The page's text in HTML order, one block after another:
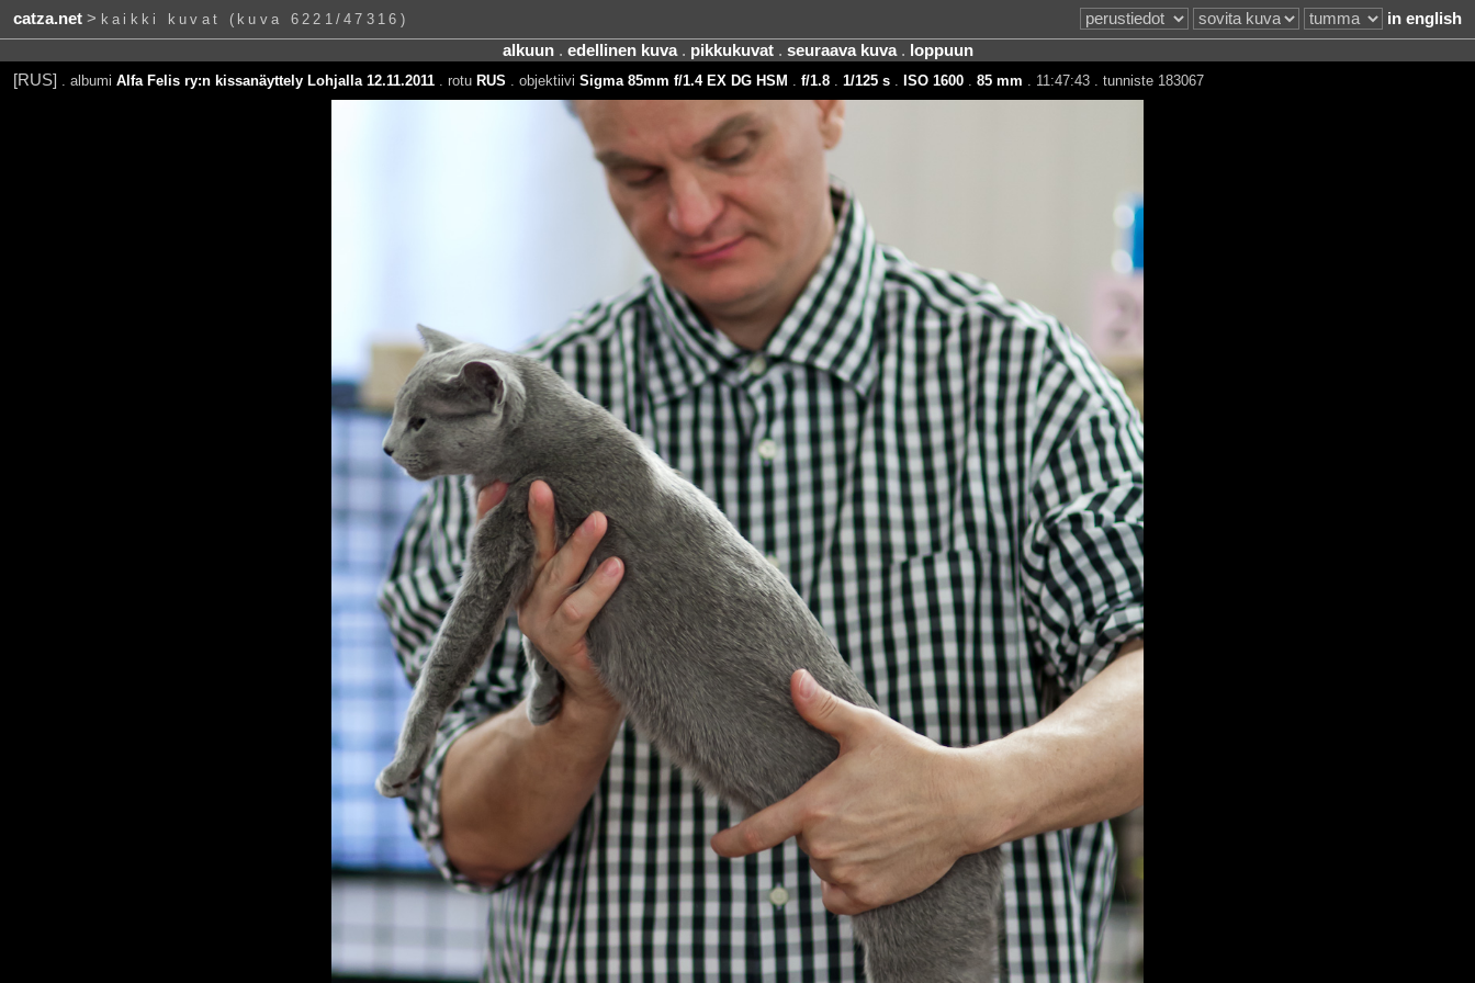
catza.net> kaikki kuvat (kuva 6221/47316)
in english
alkuun. edellinen kuva. pikkukuvat. seuraava kuva. loppuun
[RUS]
. albumi Alfa Felis ry:n kissanäyttely Lohjalla 12.11.2011. rotu RUS . objektiivi Sigma 85mm f/1.4 EX DG HSM f/1.8. 1/125 s. ISO 1600. 85 mm . 11:47:43 . tunniste 183067